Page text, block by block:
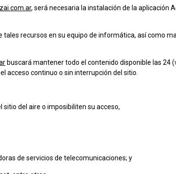
, será necesaria la instalación de la aplicación
recursos en su equipo de informática, así como
buscará mantener todo el contenido disponible las 24
acceso continuo o sin interrupción del sitio.
del aire o imposibiliten su acceso,
de servicios de telecomunicaciones; y